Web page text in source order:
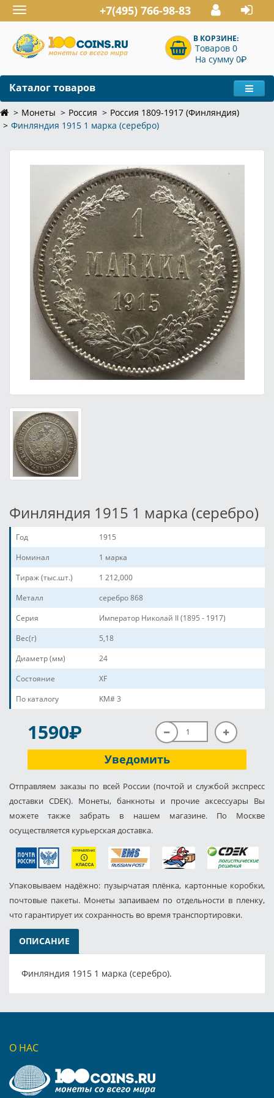
Toggle
navigation
+7(495) 766-98-83
В КОРЗИНЕ:
Товаров 0
На сумму 0P
Каталог товаров
Монеты Россия
Россия 1809-1917 (Финляндия)
Финляндия 1915 1 марка (серебро)
Финляндия 1915 1 марка (серебро)
Год
1915
Номинал
1 марка
Тираж (тыс.шт.)
1 212,000
Металл
серебро 868
Серия
Император Николай II (1895 - 1917)
Вес(г)
5,18
Диаметр (мм)
24
Состояние
XF
По каталогу
KM# 3
1590P
Уведомить
Отправляем заказы по всей России (почтой и службой экспресс
доставки CDEK). Монеты, банкноты и прочие аксессуары Вы
можете также забрать в нашем магазине. По Москве
осуществляется курьерская доставка.
Упаковываем надёжно: пузырчатая плёнка, картонные коробки,
почтовые пакеты. Монеты запаиваем по отдельности в пленку,
что гарантирует их сохранность во время транспортировки.
ОПИСАНИЕ
Финляндия 1915 1 марка (серебро).
О НАС